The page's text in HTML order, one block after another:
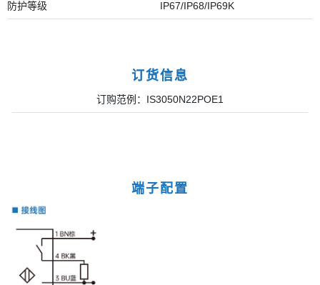
防护等级 IP67/IP68/IP69K
订货信息
订购范例：IS3050N22POE1
端子配置